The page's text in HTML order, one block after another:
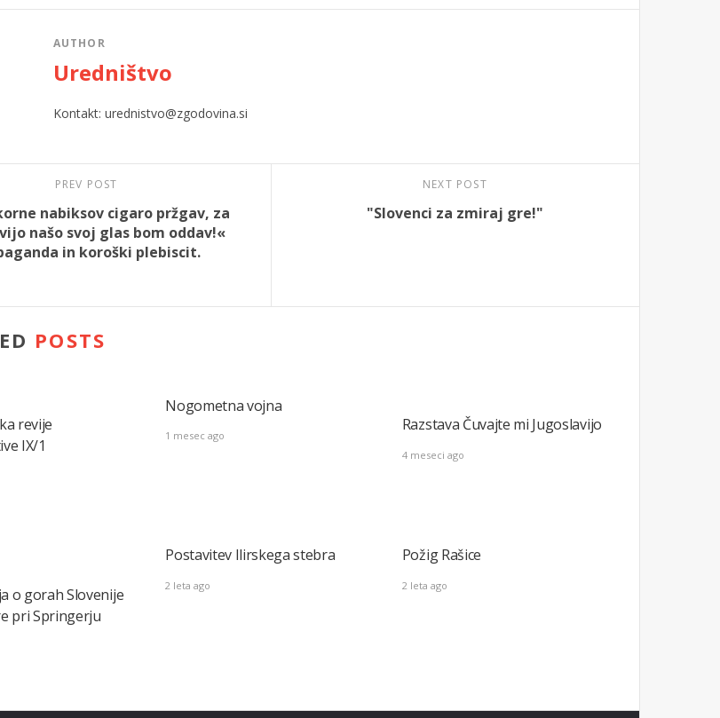
AUTHOR
Uredništvo
Kontakt: urednistvo@zgodovina.si
PREV POST
nabiksov cigaro pržgav, za
našo svoj glas bom oddav!«
in koroški plebiscit.
NEXT POST
"Slovenci za zmiraj gre!"
POSTS
revije
IX/1
Nogometna vojna
1 mesec ago
Razstava Čuvajte mi Jugoslavijo
4 meseci ago
o gorаh Slovenije
pri Springerju
Postavitev Ilirskega stebra
2 leta ago
Požig Rašice
2 leta ago